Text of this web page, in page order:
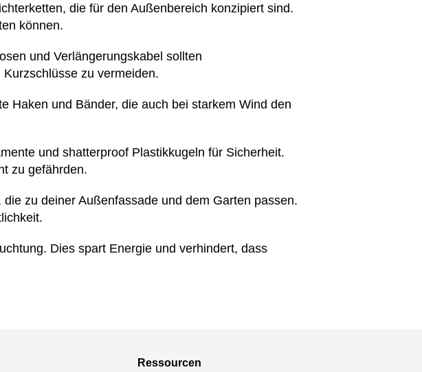
die für den Außenbereich konzipiert sind.
können.
und Verlängerungskabel sollten
zu vermeiden.
Haken und Bänder, die auch bei starkem Wind den
und shatterproof Plastikkugeln für Sicherheit.
zu gefährden.
zu deiner Außenfassade und dem Garten passen.
Dies spart Energie und verhindert, dass
Ressourcen